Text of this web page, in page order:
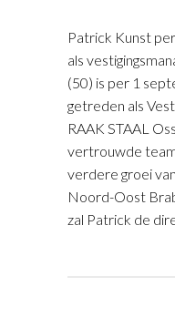
Patrick Kunst
als
(50) is per 1
getreden als
RAAK STAAL
vertrouwde
verdere groei
Noord-Oost
zal Patrick de